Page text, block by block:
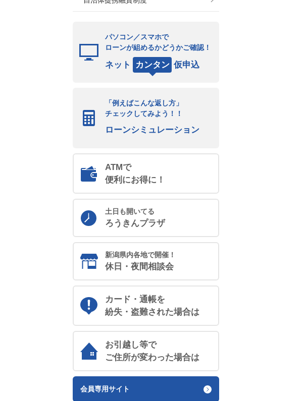
パソコン／スマホで
ローンが組めるかどうかご確認！
ネット カンタン 仮申込
「例えばこんな返し方」
チェックしてみよう！！
ローンシミュレーション
ATMで
便利にお得に！
土日も開いてる
ろうきんプラザ
新潟県内各地で開催！
休日・夜間相談会
カード・通帳を
紛失・盗難された場合は
お引越し等で
ご住所が変わった場合は
会員専用サイト